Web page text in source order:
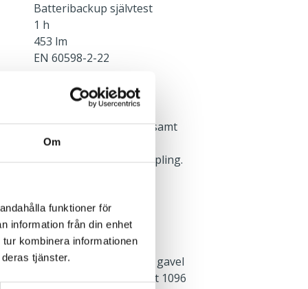
Om
funktioner för
information från din enhet
kombinera informationen
tjänster.
Batteribackup självtest
1 h
453 lm
EN 60598-2-22
baksida centrerat, samt
gaveln. Överkopplingsplint
med 3-fas vidarekoppling.
Införingshål i vardera gavel
nyckehål, c/c-mått 1096